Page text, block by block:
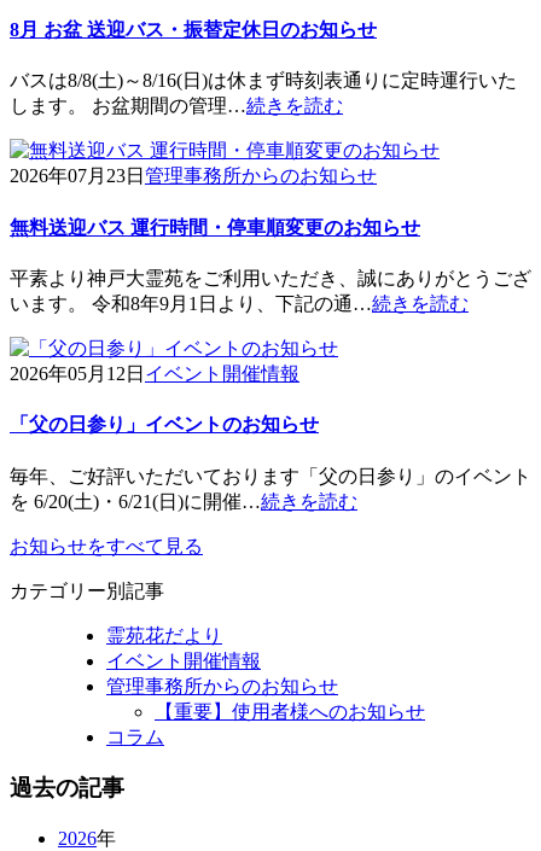
8月 お盆 送迎バス・振替定休日のお知らせ
バスは8/8(土)～8/16(日)は休まず時刻表通りに定時運行いた
します。 お盆期間の管理…続きを読む
2026年07月23日 管理事務所からのお知らせ
無料送迎バス 運行時間・停車順変更のお知らせ
平素より神戸大霊苑をご利用いただき、誠にありがとうござ
います。 令和8年9月1日より、下記の通…続きを読む
2026年05月12日 イベント開催情報
「父の日参り」イベントのお知らせ
毎年、ご好評いただいております「父の日参り」のイベント
を 6/20(土)・6/21(日)に開催…続きを読む
お知らせをすべて見る
カテゴリー別記事
霊苑花だより
イベント開催情報
管理事務所からのお知らせ
【重要】使用者様へのお知らせ
コラム
過去の記事
2026年